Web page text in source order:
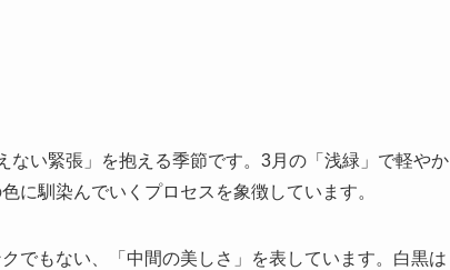
い緊張」を抱える季節です。3月の「浅緑」で軽やか
に馴染んでいくプロセスを象徴しています。
でもない、「中間の美しさ」を表しています。白黒は